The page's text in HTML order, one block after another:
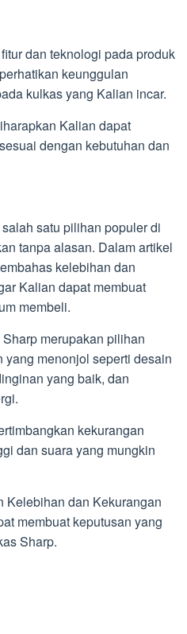
dan teknologi pada produk
keunggulan
kulkas yang Kalian incar.
Kalian dapat
dengan kebutuhan dan
satu pilihan populer di
tanpa alasan. Dalam artikel
kelebihan dan
Kalian dapat membuat
membeli.
merupakan pilihan
menonjol seperti desain
yang baik, dan
kekurangan
dan suara yang mungkin
Kelebihan dan Kekurangan
membuat keputusan yang
Sharp.